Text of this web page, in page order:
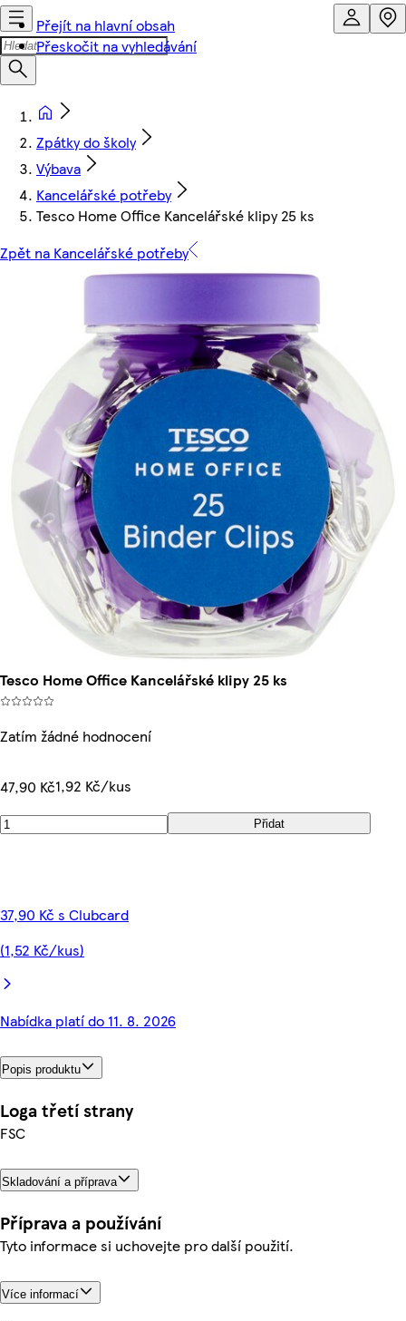
Přejít na hlavní obsah
Přeskočit na vyhledávání
Zpátky do školy
Výbava
Kancelářské potřeby
Tesco Home Office Kancelářské klipy 25 ks
Zpět na Kancelářské potřeby
Tesco Home Office Kancelářské klipy 25 ks
Zatím žádné hodnocení
47,90 Kč1,92 Kč/kus
Přidat
37,90 Kč s Clubcard
(1,52 Kč/kus)
Nabídka platí do 11. 8. 2026
Popis produktu
Loga třetí strany
FSC
Skladování a příprava
Příprava a používání
Tyto informace si uchovejte pro další použití.
Více informací